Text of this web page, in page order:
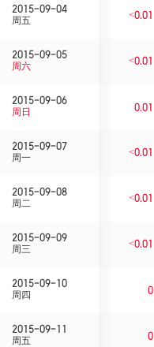
2015-09-04
周五
<0.01
2015-09-05
周六
<0.01
2015-09-06
周日
0.01
2015-09-07
周一
<0.01
2015-09-08
周二
<0.01
2015-09-09
周三
<0.01
2015-09-10
周四
0
2015-09-11
周五
0